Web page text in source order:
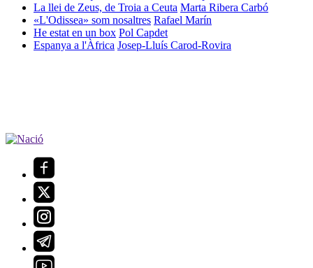
La llei de Zeus, de Troia a Ceuta Marta Ribera Carbó
«L'Odissea» som nosaltres Rafael Marín
He estat en un box Pol Capdet
Espanya a l'Àfrica Josep-Lluís Carod-Rovira